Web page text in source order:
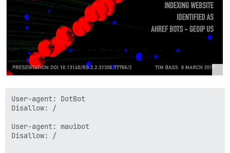
User-agent: DotBot
Disallow: /
User-agent: mauibot
Disallow: /